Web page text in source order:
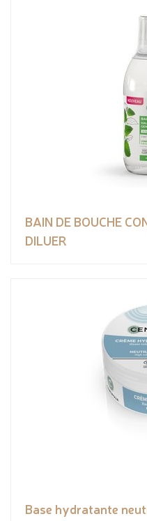
BAIN DE BOUCHE
DILUER
Base hydratante